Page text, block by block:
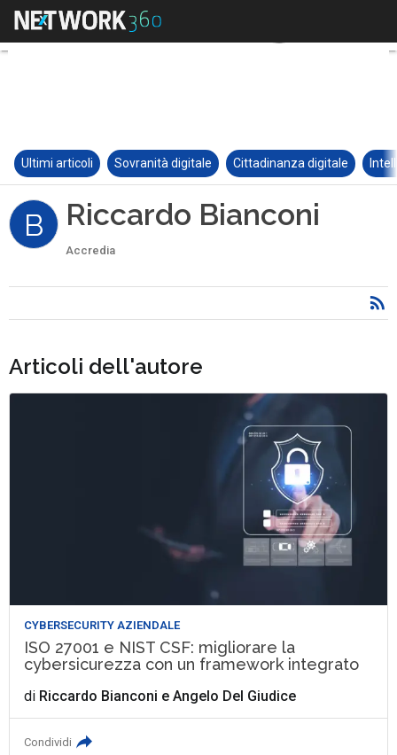
Ultimi articoli Sovranità digitale Cittadinanza digitale
B Riccardo Bianconi
Accredia
Articoli dell'autore
CYBERSECURITY AZIENDALE
ISO 27001 e NIST CSF: migliorare la
cybersicurezza con un framework integrato
di Riccardo Bianconi eAngelo Del Giudice
Condividi